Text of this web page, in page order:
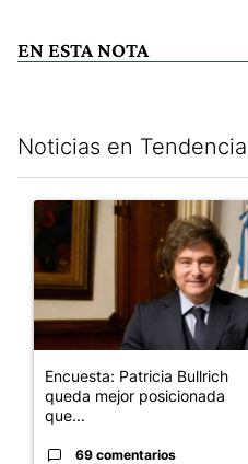
EN ESTA NOTA
Noticias en Tendencia
Un artículo de tendencia con
Encuesta: Patricia Bullrich
queda mejor posicionada
que...
69 comentarios